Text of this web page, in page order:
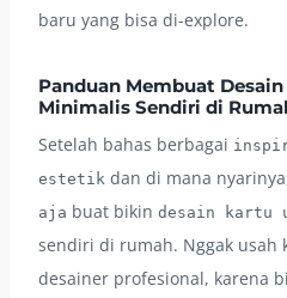
baru yang bisa di-explore.
Panduan Membuat
Minimalis Sendiri di
Setelah bahas berbagai
estetik dan di mana
aja buat bikin desain kartu
sendiri di rumah. Nggak usah
desainer profesional, karena